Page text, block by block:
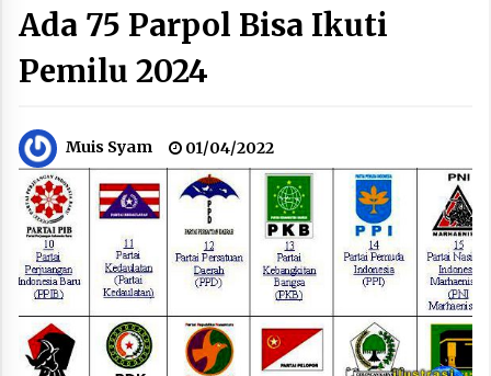
Ada 75 Parpol Bisa Ikuti
Pemilu 2024
Muis Syam 01/04/2022